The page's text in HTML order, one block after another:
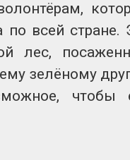
всей стране.
лес,
зелёному
чтобы